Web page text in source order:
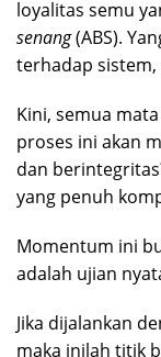
loyalitas semu
senang(ABS).
terhadap
Kini, semua
proses ini akan
dan
yang penuh
Momentum ini
adalah ujian
Jika dijalankan
maka inilah titik